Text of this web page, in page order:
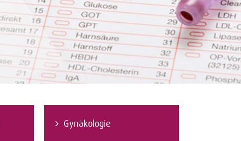
Gynäkologie